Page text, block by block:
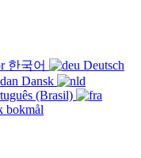
한국어
Deutsch
Dansk
(Brasil)
bokmål